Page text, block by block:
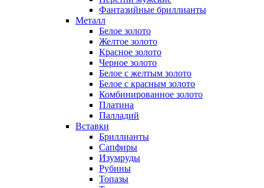
Фантазийные бриллианты
Металл
Белое золото
Желтое золото
Красное золото
Черное золото
Белое с желтым золото
Белое с красным золото
Комбинированное золото
Платина
Палладий
Вставки
Бриллианты
Сапфиры
Изумруды
Рубины
Топазы